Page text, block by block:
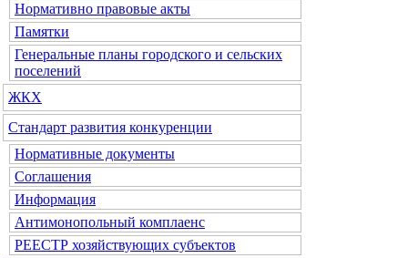
Нормативно правовые акты
Памятки
Генеральные планы городского и сельских
поселений
ЖКХ
Стандарт развития конкуренции
Нормативные документы
Соглашения
Информация
Антимонопольный комплаенс
РЕЕСТР хозяйствующих субъектов